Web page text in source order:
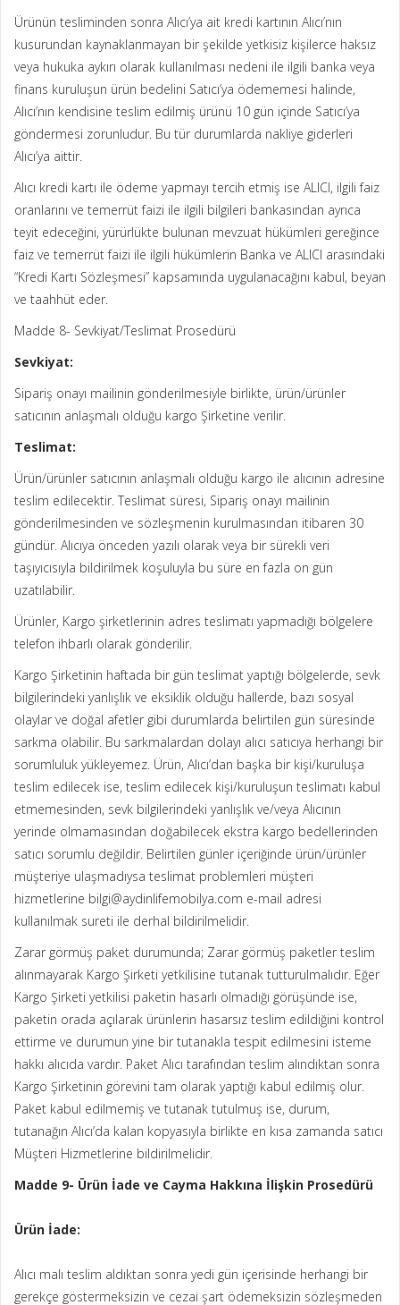
Ürünün tesliminden sonra Alıcı’ya ait kredi kartının Alıcı’nın
kusurundan kaynaklanmayan bir şekilde yetkisiz kişilerce haksız
veya hukuka aykırı olarak kullanılması nedeni ile ilgili banka veya
finans kuruluşun ürün bedelini Satıcı’ya ödememesi halinde,
Alıcı’nın kendisine teslim edilmiş ürünü 10 gün içinde Satıcı’ya
göndermesi zorunludur. Bu tür durumlarda nakliye giderleri
Alıcı’ya aittir.
Alıcı kredi kartı ile ödeme yapmayı tercih etmiş ise ALICI, ilgili faiz
oranlarını ve temerrüt faizi ile ilgili bilgileri bankasından ayrıca
teyit edeceğini, yürürlükte bulunan mevzuat hükümleri gereğince
faiz ve temerrüt faizi ile ilgili hükümlerin Banka ve ALICI arasındaki
“Kredi Kartı Sözleşmesi” kapsamında uygulanacağını kabul, beyan
ve taahhüt eder.
Madde 8- Sevkiyat/Teslimat Prosedürü
Sevkiyat:
Sipariş onayı mailinin gönderilmesiyle birlikte, ürün/ürünler
satıcının anlaşmalı olduğu kargo Şirketine verilir.
Teslimat:
Ürün/ürünler satıcının anlaşmalı olduğu kargo ile alıcının adresine
teslim edilecektir. Teslimat süresi, Sipariş onayı mailinin
gönderilmesinden ve sözleşmenin kurulmasından itibaren 30
gündür. Alıcıya önceden yazılı olarak veya bir sürekli veri
taşıyıcısıyla bildirilmek koşuluyla bu süre en fazla on gün
uzatılabilir.
Ürünler, Kargo şirketlerinin adres teslimatı yapmadığı bölgelere
telefon ihbarlı olarak gönderilir.
Kargo Şirketinin haftada bir gün teslimat yaptığı bölgelerde, sevk
bilgilerindeki yanlışlık ve eksiklik olduğu hallerde, bazı sosyal
olaylar ve doğal afetler gibi durumlarda belirtilen gün süresinde
sarkma olabilir. Bu sarkmalardan dolayı alıcı satıcıya herhangi bir
sorumluluk yükleyemez. Ürün, Alıcı’dan başka bir kişi/kuruluşa
teslim edilecek ise, teslim edilecek kişi/kuruluşun teslimatı kabul
etmemesinden, sevk bilgilerindeki yanlışlık ve/veya Alıcının
yerinde olmamasından doğabilecek ekstra kargo bedellerinden
satıcı sorumlu değildir. Belirtilen günler içeriğinde ürün/ürünler
müşteriye ulaşmadıysa teslimat problemleri müşteri
hizmetlerine bilgi@aydinlifemobilya.com e-mail adresi
kullanılmak sureti ile derhal bildirilmelidir.
Zarar görmüş paket durumunda; Zarar görmüş paketler teslim
alınmayarak Kargo Şirketi yetkilisine tutanak tutturulmalıdır. Eğer
Kargo Şirketi yetkilisi paketin hasarlı olmadığı görüşünde ise,
paketin orada açılarak ürünlerin hasarsız teslim edildiğini kontrol
ettirme ve durumun yine bir tutanakla tespit edilmesini isteme
hakkı alıcıda vardır. Paket Alıcı tarafından teslim alındıktan sonra
Kargo Şirketinin görevini tam olarak yaptığı kabul edilmiş olur.
Paket kabul edilmemiş ve tutanak tutulmuş ise, durum,
tutanağın Alıcı’da kalan kopyasıyla birlikte en kısa zamanda satıcı
Müşteri Hizmetlerine bildirilmelidir.
Madde 9- Ürün İade ve Cayma Hakkına İlişkin Prosedürü
Ürün İade:
Alıcı malı teslim aldıktan sonra yedi gün içerisinde herhangi bir
gerekçe göstermeksizin ve cezai şart ödemeksizin sözleşmeden